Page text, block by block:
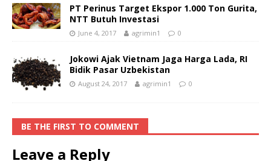
PT Perinus Target Ekspor 1.000 Ton Gurita,
NTT Butuh Investasi
June 4, 2017 agrimin1 0
Jokowi Ajak Vietnam Jaga Harga Lada, RI
Bidik Pasar Uzbekistan
August 24, 2017 agrimin1 0
BE THE FIRST TO COMMENT
Leave a Reply